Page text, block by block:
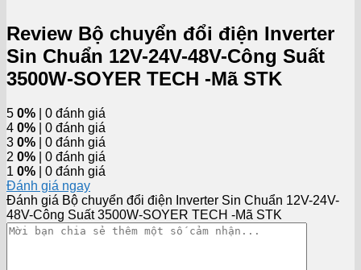
Review Bộ chuyển đổi điện Inverter
Sin Chuẩn 12V-24V-48V-Công Suất
3500W-SOYER TECH -Mã STK
5 0% | 0 đánh giá
4 0% | 0 đánh giá
3 0% | 0 đánh giá
2 0% | 0 đánh giá
1 0% | 0 đánh giá
Đánh giá ngay
Đánh giá Bộ chuyển đổi điện Inverter Sin Chuẩn 12V-24V-
48V-Công Suất 3500W-SOYER TECH -Mã STK